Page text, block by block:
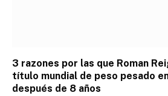
3 razones por las que Roman
título mundial de peso pesado en
después de 8 años